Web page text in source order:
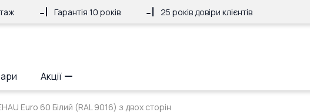
Гарантія 10 років 25 років довіри клієнтів
Акції
Euro 60 Білий (RAL 9016) з двох сторін